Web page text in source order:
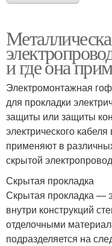
и где она
Электромонтажная
для прокладки
защиты или защиты
электрического
применяют в
скрытой
Скрытая прокладка
Скрытая прокладка —
внутри конструкций
отделочными
подразделяется на